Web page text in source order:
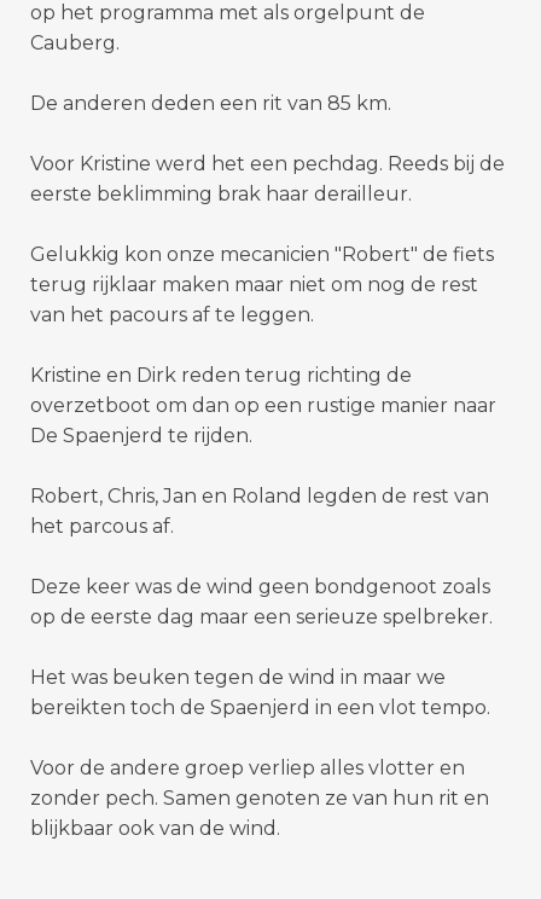
op het programma met als orgelpunt de
Cauberg.
De anderen deden een rit van 85 km.
Voor Kristine werd het een pechdag. Reeds bij de
eerste beklimming brak haar derailleur.
Gelukkig kon onze mecanicien "Robert" de fiets
terug rijklaar maken maar niet om nog de rest
van het pacours af te leggen.
Kristine en Dirk reden terug richting de
overzetboot om dan op een rustige manier naar
De Spaenjerd te rijden.
Robert, Chris, Jan en Roland legden de rest van
het parcous af.
Deze keer was de wind geen bondgenoot zoals
op de eerste dag maar een serieuze spelbreker.
Het was beuken tegen de wind in maar we
bereikten toch de Spaenjerd in een vlot tempo.
Voor de andere groep verliep alles vlotter en
zonder pech. Samen genoten ze van hun rit en
blijkbaar ook van de wind.